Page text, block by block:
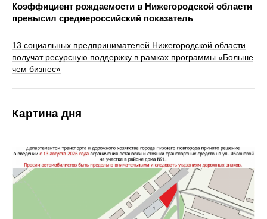
Коэффициент рождаемости в Нижегородской области
превысил среднероссийский показатель
13 социальных предпринимателей Нижегородской области
получат ресурсную поддержку в рамках программы «Больше
чем бизнес»
Картина дня